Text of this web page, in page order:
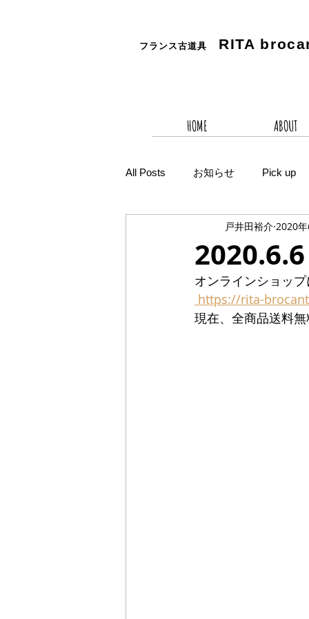
フランス古道具 RITA
HOME ABOUT
All Posts お知らせ Pick up
戸井田裕介 2020
オンラインショッ
https://rita-
現在、全商品送料